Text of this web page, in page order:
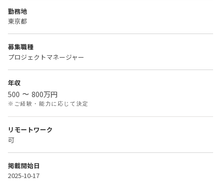
勤務地
東京都
募集職種
プロジェクトマネージャー
年収
500 〜 800万円
※ご経験・能力に応じて決定
リモートワーク
可
掲載開始日
2025-10-17